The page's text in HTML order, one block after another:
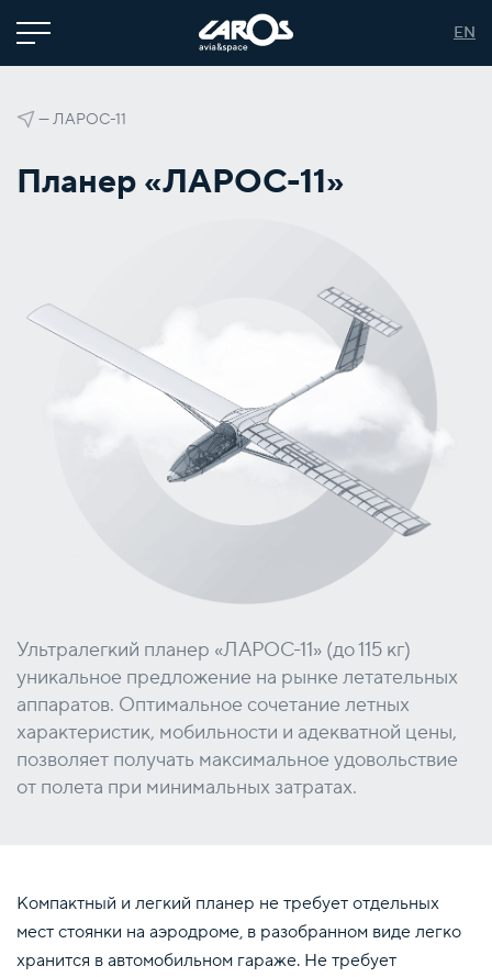
EN
—ЛАРОС-11
Планер «ЛАРОС-11»
Ультралегкий планер «ЛАРОС-11» (до 115 кг)
уникальное предложение на рынке летательных
аппаратов. Оптимальное сочетание летных
характеристик, мобильности и адекватной цены,
позволяет получать максимальное удовольствие
от полета при минимальных затратах.
Компактный и легкий планер не требует отдельных
мест стоянки на аэродроме, в разобранном виде легко
хранится в автомобильном гараже. Не требует